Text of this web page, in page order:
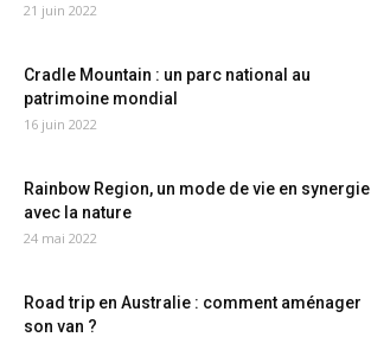
21 juin 2022
Cradle Mountain : un parc national au
patrimoine mondial
16 juin 2022
Rainbow Region, un mode de vie en synergie
avec la nature
24 mai 2022
Road trip en Australie : comment aménager
son van ?